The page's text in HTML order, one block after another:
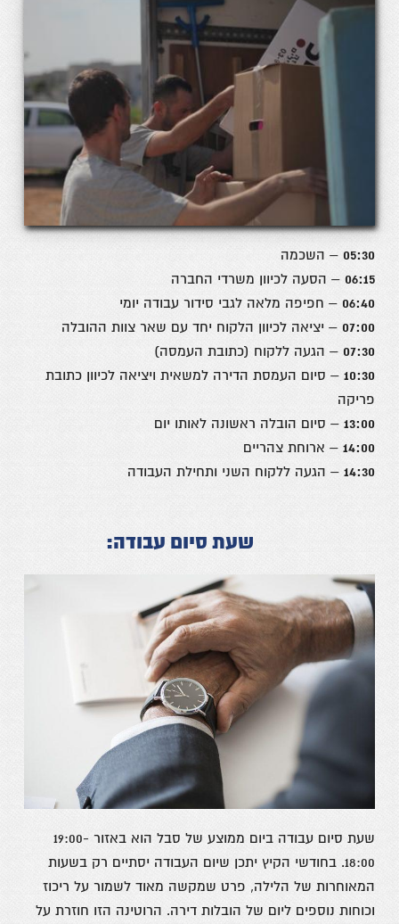
05:30– השכמה
06:15– הסעה לכיוון משרדי החברה
06:40 – חפיפה מלאה לגבי סידור עבודה יומי
07:00 – יציאה לכיוון הלקוח יחד עם שאר צוות ההובלה
07:30 – הגעה ללקוח (כתובת העמסה)
10:30– סיום העמסת הדירה למשאית ויציאה לכיוון כתובת
פריקה
13:00– סיום הובלה ראשונה לאותו יום
14:00– ארוחת צהריים
14:30– הגעה ללקוח השני ותחילת העבודה
שעת סיום עבודה:
שעת סיום עבודה ביום ממוצע של סבל הוא באזור 19:00-
18:00. בחודשי הקיץ יתכן שיום העבודה יסתיים רק בשעות
המאוחרות של הלילה, פרט שמקשה מאוד לשמור על ריכוז
וכוחות נוספים ליום של הובלות דירה. הרוטינה הזו חוזרת על